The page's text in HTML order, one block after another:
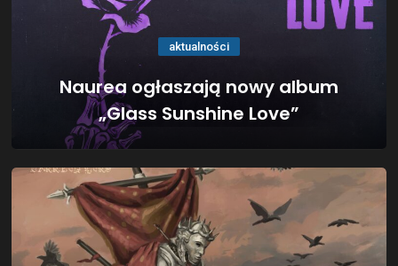
aktualności
Naurea ogłaszają nowy album
„Glass Sunshine Love”